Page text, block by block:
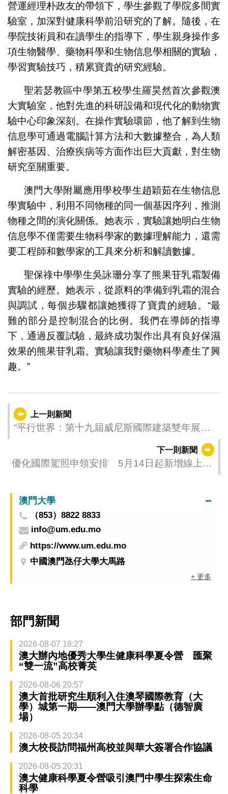
營運經理朴政友的帶領下，學生參觀了學院多間實
驗室，加深對健康科學前沿研究的了解。隨後，在
學院技術員和在讀學生的指導下，學生親身操作多
項生物醫學、藥物科學和生物信息學相關的實驗，
學習實驗技巧，積累寶貴的研究經驗。
聖若瑟教區中學第五校學生羅昊然首次參觀澳
大實驗室，他對先進的科研設備和現代化的動物實
驗中心印象深刻。在操作實驗環節，他了解到生物
信息學可通過電腦計算方法和大數據整合，為人類
解密基因、治療疾病等方面作出巨大貢獻，對生物
研究至關重要。
澳門大學附屬應用學校學生趙穎茹在生物信息
學實驗中，利用不同物種的同一個基因序列，推測
物種之間的演化關係。她表示，實驗讓她明白生物
信息學不僅需要生物科學家的數據理解能力，還需
要工程師和數學家的工具來分析和解讀數據。
聖保祿中學學生吳詠珊分享了熊果苷乳霜製備
實驗的經歷。她表示，從原料的準備到乳霜的混合
與調試，每個步驟都讓她獲得了寶貴的經驗。“最
難的部分是控制混合的比例。我們在導師的指導
下，通過反覆試驗，最終成功製作出具有良好保濕
效果的熊果苷乳霜。實驗讓我對藥物科學產生了興
趣。”
上一則新聞
“平行世界：第十九屆威尼斯國際建築雙年展──
下一則新聞
優化國際駕照申領安排 5月14日起新增線上拍
澳門大學
（853）8822 8833
info@um.edu.mo
https://www.um.edu.mo
中國澳門氹仔大學大馬路
+ 更多
部門新聞
2026-08-07 18:27
澳大辦內地優秀大學生健康科學夏令營 匯聚
“雙一流”高校菁英
2026-08-06 20:57
澳大首批研究生順利入住澳琴國際教育（大
學）城第一期——澳門大學辦學點（德智廣
場）
2026-08-05 20:34
澳大校長訪問福州高校並與華大簽署合作協議
2026-08-05 20:31
澳大健康科學夏令營吸引澳門中學生探索生命
科學